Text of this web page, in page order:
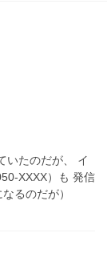
いたのだが、 イ
XXXX）も 発信
るのだが）